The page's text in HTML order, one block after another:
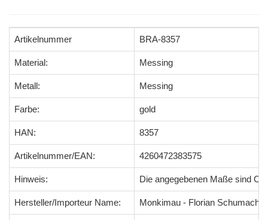
Artikelnummer BRA-8357
Material: Messing
Metall: Messing
Farbe: gold
HAN: 8357
Artikelnummer/EAN: 4260472383575
Hinweis: Die angegebenen Maße sind
Hersteller/Importeur Name: Monkimau - Florian Schumacher